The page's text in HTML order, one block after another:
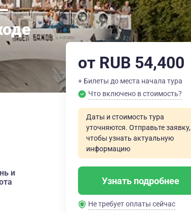
и
от RUB 54,400
+ Билеты до места начала тура
Что включено в стоимость?
Даты и стоимость тура
уточняются. Отправьте заявку,
чтобы узнать актуальную
информацию
Узнать подробнее
Не требует оплаты сейчас